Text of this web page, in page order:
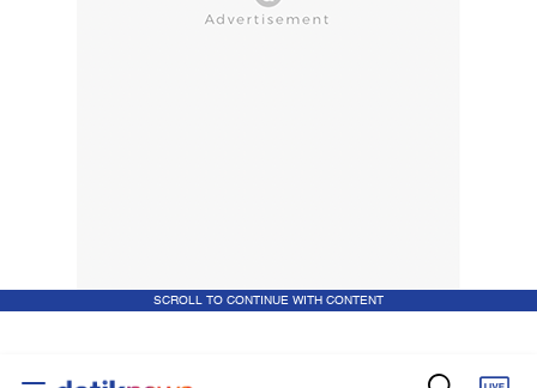
SCROLL TO CONTINUE WITH CONTENT